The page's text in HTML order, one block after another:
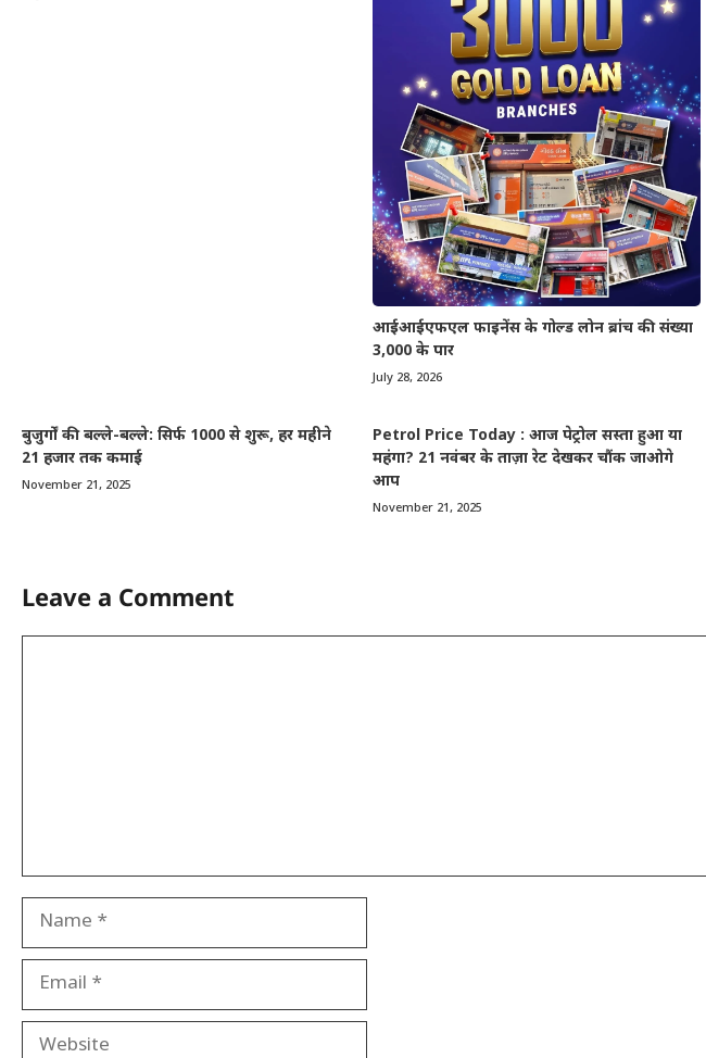
आईआईएफएल फाइनेंस के गोल्ड लोन ब्रांच की संख्या
3,000 के पार
July 28, 2026
बुजुर्गों की बल्ले-बल्ले: सिर्फ 1000 से शुरू, हर महीने
21 हजार तक कमाई
November 21, 2025
Petrol Price Today : आज पेट्रोल सस्ता हुआ या
महंगा? 21 नवंबर के ताज़ा रेट देखकर चौंक जाओगे
आप
November 21, 2025
Leave a Comment
Name
Email
Website